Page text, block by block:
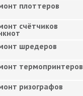
плоттеров
счётчиков
шредеров
термопринтеров
ризографов